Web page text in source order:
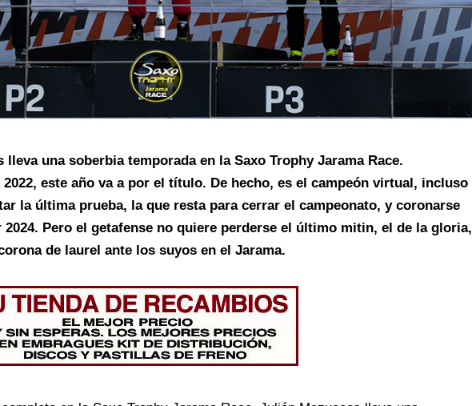
lleva una soberbia temporada en la Saxo Trophy Jarama Race.
2022, este año va a por el título. De hecho, es el campeón virtual, incluso
la última prueba, la que resta para cerrar el campeonato, y coronarse
Pero el getafense no quiere perderse el último mitin, el de la gloria,
de laurel ante los suyos en el Jarama.